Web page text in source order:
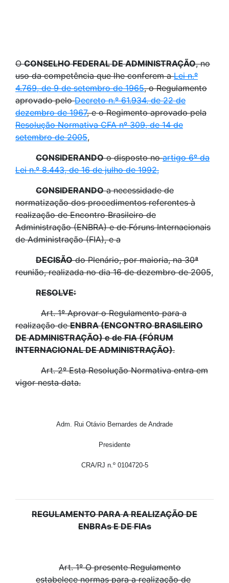
OCONSELHO FEDERAL DE ADMINISTRAÇÃO, no
uso da competência que lhe conferem aLei n.º
4.769, de 9 de setembro de 1965, o Regulamento
aprovado peloDecreto n.º 61.934, de 22 de
dezembro de 1967, e o Regimento aprovado pela
Resolução Normativa CFA nº 309, de 14 de
setembro de 2005,
CONSIDERANDOo disposto noartigo 6º da
Lei n.º 8.443, de 16 de julho de 1992,
CONSIDERANDOa necessidade de
normatização dos procedimentos referentes à
realização de Encontro Brasileiro de
Administração (ENBRA) e de Fóruns Internacionais
de Administração (FIA), e a
DECISÃOdo Plenário, por maioria, na 30ª
reunião, realizada no dia 16 de dezembro de 2005,
RESOLVE:
Art. 1º Aprovar o Regulamento para a
realização deENBRA (ENCONTRO BRASILEIRO
DE ADMINISTRAÇÃO) e de FIA (FÓRUM
INTERNACIONAL DE ADMINISTRAÇÃO).
Art. 2º Esta Resolução Normativa entra em
vigor nesta data.
Adm. Rui Otávio Bernardes de Andrade
Presidente
CRA/RJ n.º 0104720-5
REGULAMENTO PARA A REALIZAÇÃO DE
ENBRAs E DE FIAs
Art. 1º O presente Regulamento
estabelece normas para a realização de